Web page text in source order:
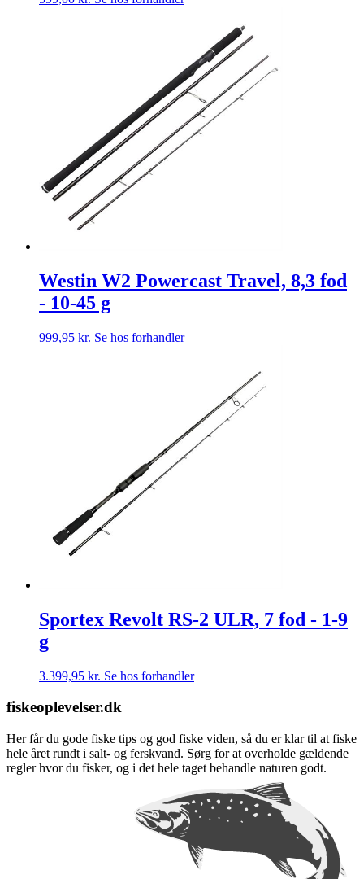
Westin W2 Powercast Travel, 8,3 fod
- 10-45 g
999,95 kr. Se hos forhandler
Sportex Revolt RS-2 ULR, 7 fod - 1-9
g
3.399,95 kr. Se hos forhandler
fiskeoplevelser.dk
Her får du gode fiske tips og god fiske viden, så du er klar til at fiske
hele året rundt i salt- og ferskvand. Sørg for at overholde gældende
regler hvor du fisker, og i det hele taget behandle naturen godt.